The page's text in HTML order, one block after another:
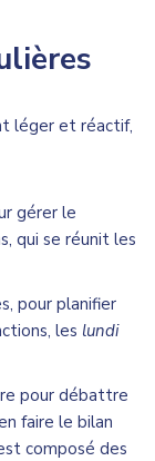
léger et réactif,
gérer le
qui se réunit les
pour planifier
les lundi
pour débattre
faire le bilan
composé des